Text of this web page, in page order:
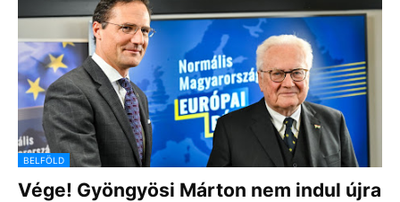
BELFÖLD
Vége! Gyöngyösi Márton nem indul újra